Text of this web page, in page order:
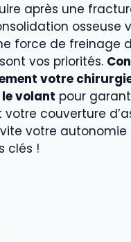
après une
osseuse
force de freinage
vos priorités.
votre
volant pour
couverture
vite votre
clés !